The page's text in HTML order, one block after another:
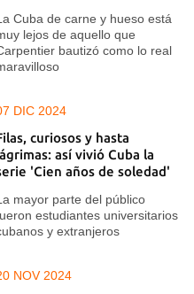
Cuba de carne y hueso está
lejos de aquello que
bautizó como lo real
DIC 2024
curiosos y hasta
así vivió Cuba la
'Cien años de soledad'
mayor parte del público
estudiantes universitarios
y extranjeros
NOV 2024